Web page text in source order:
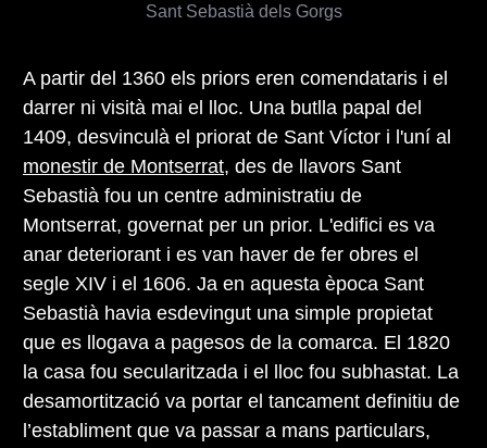
A partir del 1360 els priors eren comendataris i el
darrer ni visità mai el lloc. Una butlla papal del
1409, desvinculà el priorat de Sant Víctor i l'uní al
monestir de Montserrat, des de llavors Sant
Sebastià fou un centre administratiu de
Montserrat, governat per un prior. L'edifici es va
anar deteriorant i es van haver de fer obres el
segle XIV i el 1606. Ja en aquesta època Sant
Sebastià havia esdevingut una simple propietat
que es llogava a pagesos de la comarca. El 1820
la casa fou secularitzada i el lloc fou subhastat. La
desamortització va portar el tancament definitiu de
l’establiment que va passar a mans particulars,
Sant Sebastià dels Gorgs